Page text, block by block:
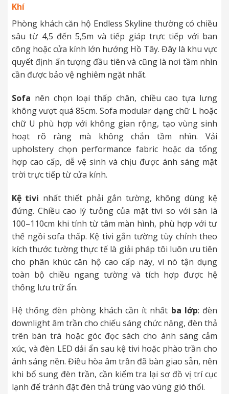
Khí
Phòng khách căn hộ Endless Skyline thường có chiều
sâu từ 4,5 đến 5,5m và tiếp giáp trực tiếp với ban
công hoặc cửa kính lớn hướng Hồ Tây. Đây là khu vực
quyết định ấn tượng đầu tiên và cũng là nơi tầm nhìn
cần được bảo vệ nghiêm ngặt nhất.
Sofa nên chọn loại thấp chân, chiều cao tựa lưng
không vượt quá 85cm. Sofa modular dạng chữ L hoặc
chữ U phù hợp với không gian rộng, tạo vùng sinh
hoạt rõ ràng mà không chắn tầm nhìn. Vải
upholstery chọn performance fabric hoặc da tổng
hợp cao cấp, dễ vệ sinh và chịu được ánh sáng mặt
trời trực tiếp từ cửa kính.
Kệ tivi nhất thiết phải gắn tường, không dùng kệ
đứng. Chiều cao lý tưởng của mặt tivi so với sàn là
100–110cm khi tính từ tâm màn hình, phù hợp với tư
thế ngồi sofa thấp. Kệ tivi gắn tường tùy chỉnh theo
kích thước tường thực tế là giải pháp tôi luôn ưu tiên
cho phân khúc căn hộ cao cấp này, vì nó tận dụng
toàn bộ chiều ngang tường và tích hợp được hệ
thống lưu trữ ẩn.
Hệ thống đèn phòng khách cần ít nhất ba lớp: đèn
downlight âm trần cho chiếu sáng chức năng, đèn thả
trên bàn trà hoặc góc đọc sách cho ánh sáng cảm
xúc, và đèn LED dải ẩn sau kệ tivi hoặc phào trần cho
ánh sáng nền. Điều hòa âm trần đã bàn giao sẵn, nên
khi bổ sung đèn trần, cần kiểm tra lại sơ đồ vị trí cục
lạnh để tránh đặt đèn thả trùng vào vùng gió thổi.